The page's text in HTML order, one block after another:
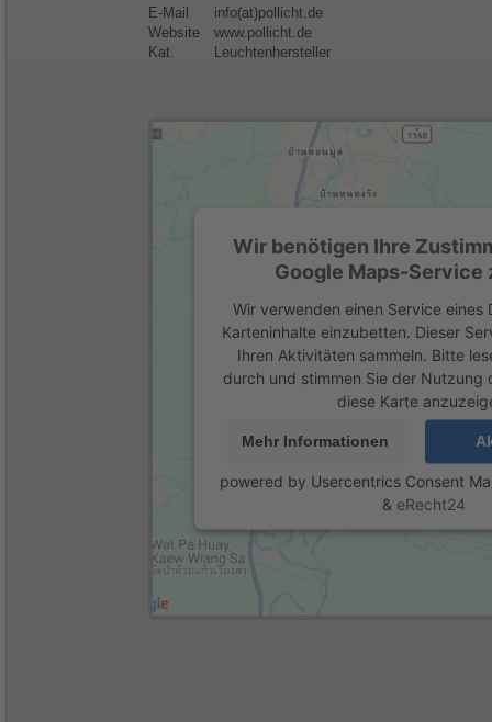
E-Mail
info(at)pollicht.de
Website
www.pollicht.de
Kat.
Leuchtenhersteller
Wir benötigen Ihre
Google Maps-Service
Wir verwenden einen Service eines
Karteninhalte einzubetten. Dieser
Ihren Aktivitäten sammeln. Bitte
durch und stimmen Sie der Nutzung
diese Karte
Mehr Informationen
powered by Usercentrics Consent
& eRecht24